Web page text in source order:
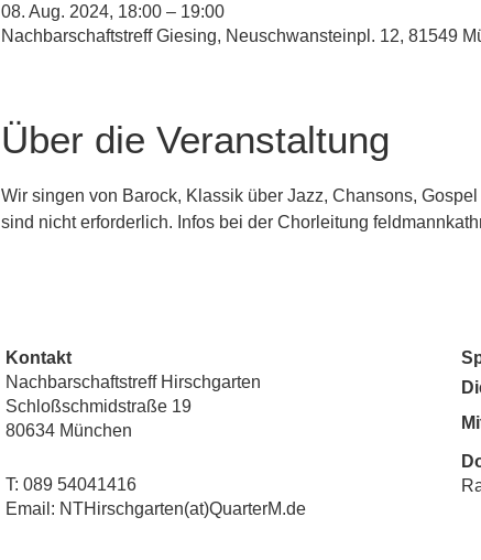
08. Aug. 2024, 18:00 – 19:00
Nachbarschaftstreff Giesing, Neuschwansteinpl. 12, 81549
Über die Veranstaltung
Wir singen von Barock, Klassik über Jazz, Chansons,
sind nicht erforderlich. Infos bei der Chorleitung
Kontakt
Nachbarschaftstreff Hirschgarten
Schloßschmidstraße 19
80634 München
T: 089 54041416
Email: NTHirschgarten(at)QuarterM.de